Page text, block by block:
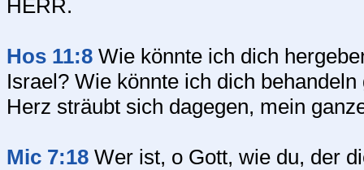
HERR.
Hos 11:8 Wie könnte ich dich
Israel? Wie könnte ich dich
Herz sträubt sich dagegen, mein
Mic 7:18 Wer ist, o Gott, wie du, der